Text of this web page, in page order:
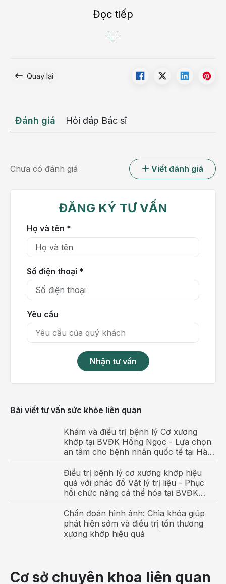
Chụp X-quang là kỹ thuật sử dụng tia X để dựng nên
hình ảnh của các cấu trúc xương khớp trong cơ thể
hình ảnh được sử dụng phổ biến nhằm hỗ trợ bác sĩ
trong quá trình chẩn đoán, xác định nguyên nhân
bệnh lý cơ xương khớp và cột sống.
bác sĩ sẽ chỉ định chụp X-quang phù hợp. Thông
thường, người bệnh sẽ được chỉ định đi chụp X-
cột sống sau chấn thương, tai nạn.
Xuất hiện các triệu chứng đau cơ xương khớp kéo
hóa khớp, thoái hóa cột sống, cong vẹo cột sống
hoặc các bất thường về cấu trúc xương khớp.
Chụp X-quang phát hiện được những
Các bệnh lý về xương
Lún đốt sống
Các bệnh lý khớp
Thoái hóa khớp
Viêm khớp có tổn thương cấu trúc
Chụp X-quang giúp phát hiện tình trạng thoái hóa
Các bệnh lý cột sống
Đọc tiếp
Quay lại
Đánh giá Hỏi đáp Bác sĩ
Chưa có đánh giá Viết đánh giá
ĐĂNG KÝ TƯ VẤN
Họ và tên *
Số điện thoại *
Yêu cầu
Nhận tư vấn
Bài viết tư vấn sức khỏe liên quan
Khám và điều trị bệnh lý Cơ xương
khớp tại BVĐK Hồng Ngọc - Lựa chọn
an tâm cho bệnh nhân quốc tế tại Hà
Nội
Điều trị bệnh lý cơ xương khớp hiệu
quả với phác đồ Vật lý trị liệu - Phục
hồi chức năng cá thể hóa tại BVĐK
Hồng Ngọc
Chẩn đoán hình ảnh: Chìa khóa giúp
phát hiện sớm và điều trị tổn thương
xương khớp hiệu quả
Cơ sở chuyên khoa liên quan